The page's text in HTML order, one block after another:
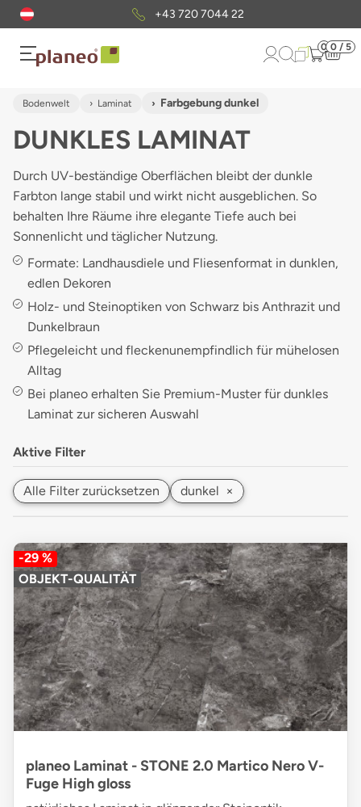
KostenloserMusterversand
0 0 / 5
Bodenwelt Laminat Farbgebung dunkel
DUNKLES LAMINAT
Durch UV-beständige Oberflächen bleibt der dunkle
Farbton lange stabil und wirkt nicht ausgeblichen. So
behalten Ihre Räume ihre elegante Tiefe auch bei
Sonnenlicht und täglicher Nutzung.
Formate: Landhausdiele und Fliesenformat in dunklen,
edlen Dekoren
Holz- und Steinoptiken von Schwarz bis Anthrazit und
Dunkelbraun
Pflegeleicht und fleckenunempfindlich für mühelosen
Alltag
Bei planeo erhalten Sie Premium-Muster für dunkles
Laminat zur sicheren Auswahl
Aktive Filter
Alle Filter zurücksetzen dunkel ×
-29 %
OBJEKT-QUALITÄT
planeo Laminat - STONE 2.0 Martico Nero V-
Fuge High gloss